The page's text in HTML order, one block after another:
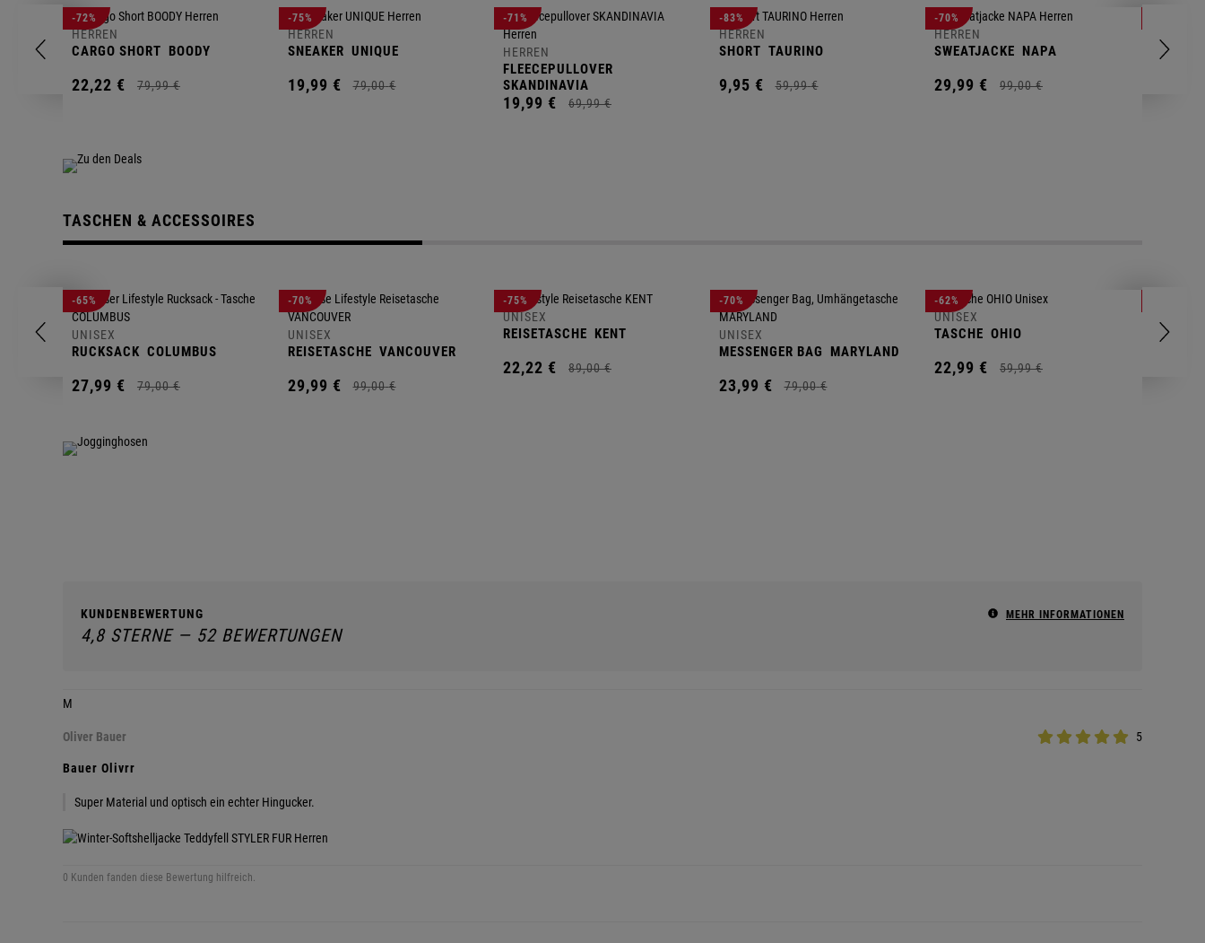
-72%
HERREN
CARGO SHORT BOODY
22,22 € 79,99 €
-75%
HERREN
SNEAKER UNIQUE
19,99 € 79,00 €
-71%
HERREN
FLEECEPULLOVER
SKANDINAVIA
19,99 € 69,99 €
-83%
HERREN
SHORT TAURINO
9,95 € 59,99 €
-70%
HERREN
SWEATJACKE NAPA
29,99 € 99,00 €
TASCHEN & ACCESSOIRES
-65%
UNISEX
RUCKSACK COLUMBUS
27,99 € 79,00 €
-70%
UNISEX
REISETASCHE VANCOUVER
29,99 € 99,00 €
-75%
UNISEX
REISETASCHE KENT
22,22 € 89,00 €
-70%
UNISEX
MESSENGER BAG MARYLAND
23,99 € 79,00 €
-62%
UNISEX
TASCHE OHIO
22,99 € 59,99 €
KUNDENBEWERTUNG MEHR INFORMATIONEN
4,8 STERNE — 52 BEWERTUNGEN
M
Oliver Bauer 5
Bauer Olivrr
Super Material und optisch ein echter Hingucker.
0 Kunden fanden diese Bewertung hilfreich.